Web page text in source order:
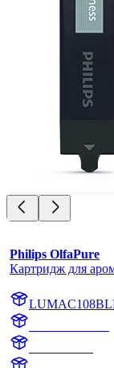
Philips OlfaPure
Картридж для